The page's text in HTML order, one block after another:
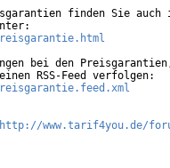
finden Sie auch
bei den
http://www.tarif4you.de/